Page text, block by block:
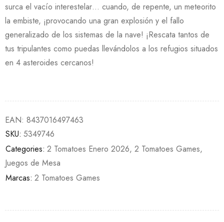
surca el vacío interestelar… cuando, de repente, un meteorito
la embiste, ¡provocando una gran explosión y el fallo
generalizado de los sistemas de la nave! ¡Rescata tantos de
tus tripulantes como puedas llevándolos a los refugios situados
en 4 asteroides cercanos!
EAN: 8437016497463
SKU: 5349746
Categories: 2 Tomatoes Enero 2026, 2 Tomatoes Games,
Juegos de Mesa
Marcas: 2 Tomatoes Games